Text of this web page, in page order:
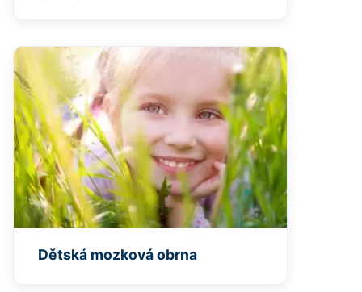
Dětská mozková obrna